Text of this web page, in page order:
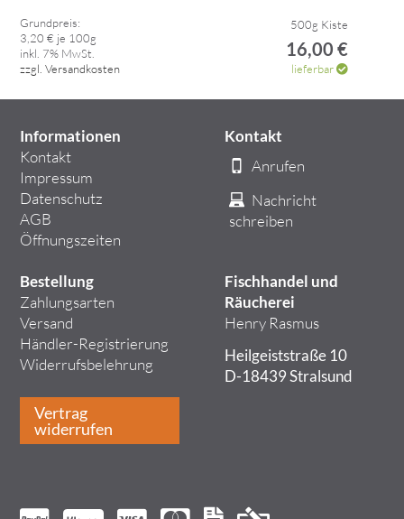
Grundpreis:
3,20 € je 100g
inkl. 7% MwSt.
zzgl. Versandkosten
500g Kiste
16,00 €
lieferbar
Informationen
Kontakt
Impressum
Datenschutz
AGB
Öffnungszeiten
Kontakt
Anrufen
Nachricht
schreiben
Bestellung
Zahlungsarten
Versand
Händler-Registrierung
Widerrufsbelehrung
Vertrag
widerrufen
Fischhandel und
Räucherei
Henry Rasmus
Heilgeiststraße 10
D-18439 Stralsund